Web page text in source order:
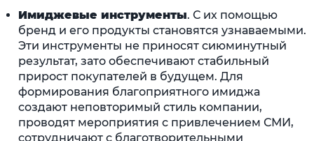
Имиджевые инструменты. С их помощью
бренд и его продукты становятся узнаваемыми.
Эти инструменты не приносят сиюминутный
результат, зато обеспечивают стабильный
прирост покупателей в будущем. Для
формирования благоприятного имиджа
создают неповторимый стиль компании,
проводят мероприятия с привлечением СМИ,
сотрудничают с благотворительными